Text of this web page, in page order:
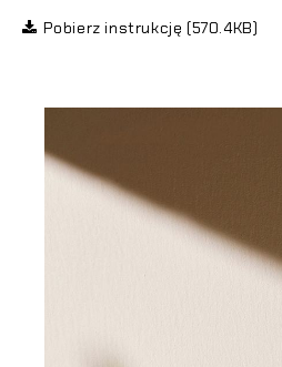
Pobierz instrukcję (570.4KB)